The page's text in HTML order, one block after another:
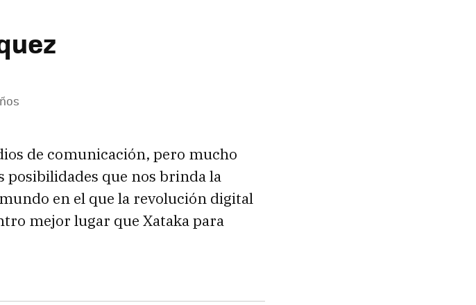
de comunicación, pero mucho
que nos brinda la
en el que la revolución digital
mejor lugar que Xataka para